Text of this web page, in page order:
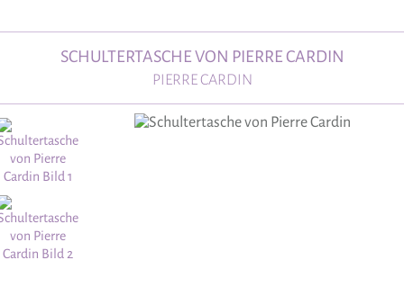
SCHULTERTASCHE VON PIERRE CARDIN
PIERRE CARDIN